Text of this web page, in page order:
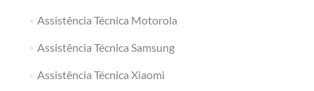
Assistência Técnica Motorola
Assistência Técnica Samsung
Assistência Técnica Xiaomi